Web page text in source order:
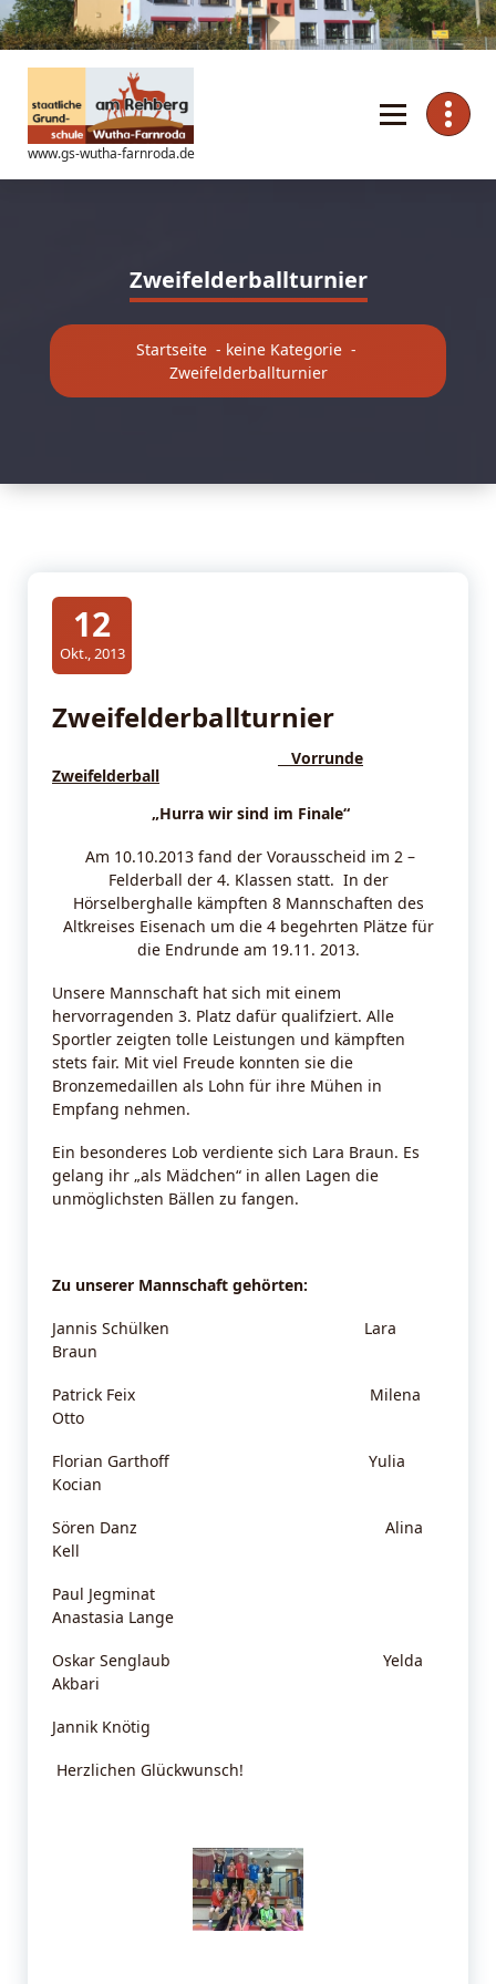
Zum
Inhalt
springen
www.gs-wutha-farnroda.de
Zweifelderballturnier
Startseite- keine Kategorie-
Zweifelderballturnier
12
Okt., 2013
Zweifelderballturnier
Vorrunde
Zweifelderball
„Hurra wir sind im Finale“
Am 10.10.2013 fand der Vorausscheid im 2 –
Felderball der 4. Klassen statt. In der
Hörselberghalle kämpften 8 Mannschaften des
Altkreises Eisenach um die 4 begehrten Plätze für
die Endrunde am 19.11. 2013.
Unsere Mannschaft hat sich mit einem
hervorragenden 3. Platz dafür qualifziert. Alle
Sportler zeigten tolle Leistungen und kämpften
stets fair. Mit viel Freude konnten sie die
Bronzemedaillen als Lohn für ihre Mühen in
Empfang nehmen.
Ein besonderes Lob verdiente sich Lara Braun. Es
gelang ihr „als Mädchen“ in allen Lagen die
unmöglichsten Bällen zu fangen.
Zu unserer Mannschaft gehörten:
Jannis Schülken Lara
Braun
Patrick Feix Milena
Otto
Florian Garthoff Yulia
Kocian
Sören Danz Alina
Kell
Paul Jegminat
Anastasia Lange
Oskar Senglaub Yelda
Akbari
Jannik Knötig
Herzlichen Glückwunsch!